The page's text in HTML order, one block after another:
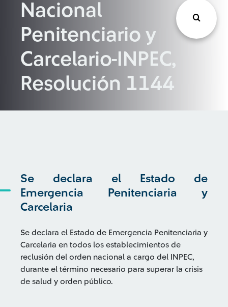
Nacional
Penitenciario y
Carcelario-INPEC,
Resolución 1144
Se declara el Estado de
Emergencia Penitenciaria y
Carcelaria
Se declara el Estado de Emergencia Penitenciaria y
Carcelaria en todos los establecimientos de
reclusión del orden nacional a cargo del INPEC,
durante el término necesario para superar la crisis
de salud y orden público.